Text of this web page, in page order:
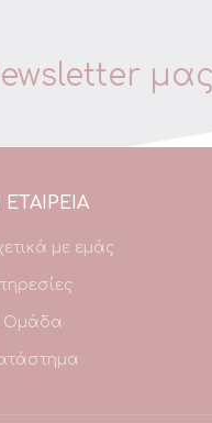
ΕΤΑΙΡΕΙΑ
με εμάς
Ομάδα